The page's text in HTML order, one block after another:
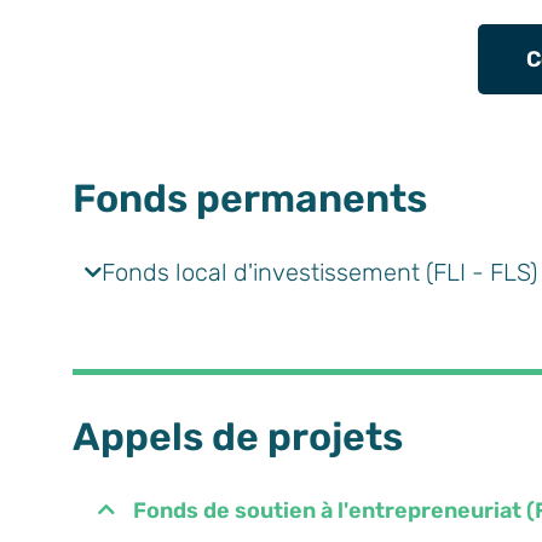
Fonds permanents
Fonds local d'investissement (FLI - FLS)
Appels de projets
Fonds de soutien à l'entrepreneuriat